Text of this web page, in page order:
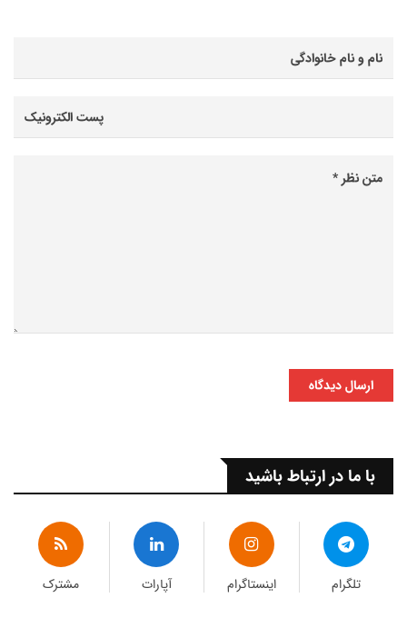
ارسال دیدگاه
با ما در ارتباط باشید
تلگرام اینستاگرام آپارات مشترک